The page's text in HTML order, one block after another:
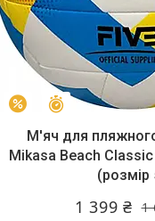
–13% Залишилось 26
М'яч для
Mikasa Beach Classic
(розмір
1
1 399 ₴